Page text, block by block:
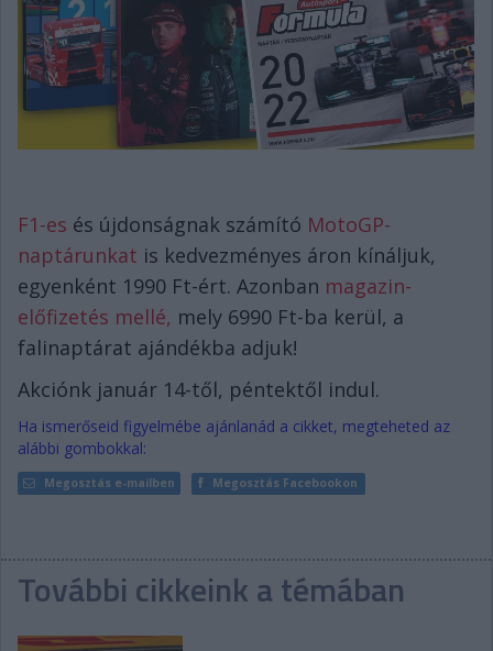
F1-es és újdonságnak számító MotoGP-
naptárunkat is kedvezményes áron kínáljuk,
egyenként 1990 Ft-ért. Azonban magazin-
előfizetés mellé, mely 6990 Ft-ba kerül, a
falinaptárat ajándékba adjuk!
Akciónk január 14-től, péntektől indul.
Ha ismerőseid figyelmébe ajánlanád a cikket, megteheted az
alábbi gombokkal:
Megosztás e-mailben Megosztás Facebookon
További cikkeink a témában